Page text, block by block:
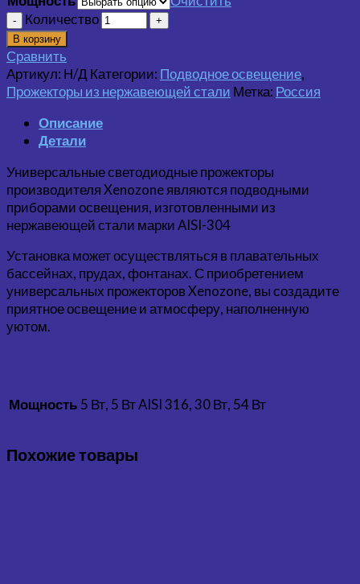
Количество
В корзину
Сравнить
Артикул: Н/Д Категории: Подводное освещение,
Прожекторы из нержавеющей стали Метка: Россия
Описание
Детали
Универсальные светодиодные прожекторы
производителя Xenozone являются подводными
приборами освещения, изготовленными из
нержавеющей стали марки AISI-304
Установка может осуществляться в плавательных
бассейнах, прудах, фонтанах. С приобретением
универсальных прожекторов Xenozone, вы создадите
приятное освещение и атмосферу, наполненную
уютом.
Мощность 5 Вт, 5 Вт AISI 316, 30 Вт, 54 Вт
Похожие товары